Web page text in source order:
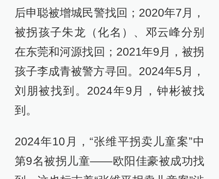
后申聪被增城民警找回；2020年7月，
被拐孩子朱龙（化名）、邓云峰分别
在东莞和河源找回；2021年9月，被拐
孩子李成青被警方寻回。2024年5月，
刘朋被找到。2024年9月，钟彬被找
到。
2024年10月，“张维平拐卖儿童案”中
第9名被拐儿童——欧阳佳豪被成功找